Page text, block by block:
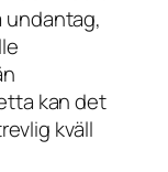
undantag,
kan det
kväll